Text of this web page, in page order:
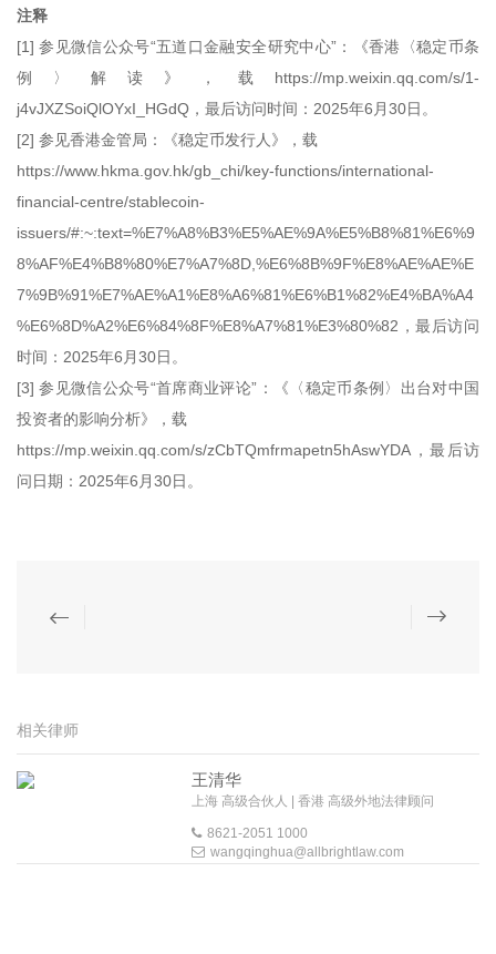
注释
[1] 参见微信公众号“五道口金融安全研究中心”：《香港〈稳定币条
例〉解读》，载https://mp.weixin.qq.com/s/1-
j4vJXZSoiQlOYxI_HGdQ，最后访问时间：2025年6月30日。
[2] 参见香港金管局：《稳定币发行人》，载
https://www.hkma.gov.hk/gb_chi/key-functions/international-
financial-centre/stablecoin-
issuers/#:~:text=%E7%A8%B3%E5%AE%9A%E5%B8%81%E6%9
8%AF%E4%B8%80%E7%A7%8D,%E6%8B%9F%E8%AE%AE%E
7%9B%91%E7%AE%A1%E8%A6%81%E6%B1%82%E4%BA%A4
%E6%8D%A2%E6%84%8F%E8%A7%81%E3%80%82，最后访问
时间：2025年6月30日。
[3] 参见微信公众号“首席商业评论”：《〈稳定币条例〉出台对中国
投资者的影响分析》，载
https://mp.weixin.qq.com/s/zCbTQmfrmapetn5hAswYDA，最后访
问日期：2025年6月30日。
相关律师
王清华
上海 高级合伙人 | 香港 高级外地法律顾问
8621-2051 1000
wangqinghua@allbrightlaw.com